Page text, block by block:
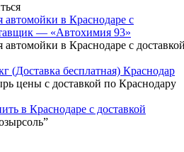
в Краснодаре с
— «Автохимия 93»
автомойки в Краснодаре с
(Доставка бесплатная) Краснодар
цены с доставкой по Краснодару
в Краснодаре с доставкой